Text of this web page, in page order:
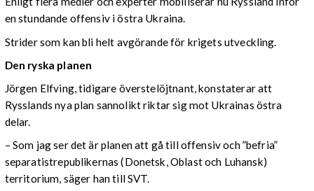
en stundande offensiv i östra Ukraina.
Strider som kan bli helt avgörande för krigets utveckling.
Den ryska planen
Jörgen Elfving, tidigare överstelöjtnant, konstaterar att
Rysslands nya plan sannolikt riktar sig mot Ukrainas östra
delar.
– Som jag ser det är planen att gå till offensiv och ”befria”
separatistrepublikernas (Donetsk, Oblast och Luhansk)
territorium, säger han till SVT.